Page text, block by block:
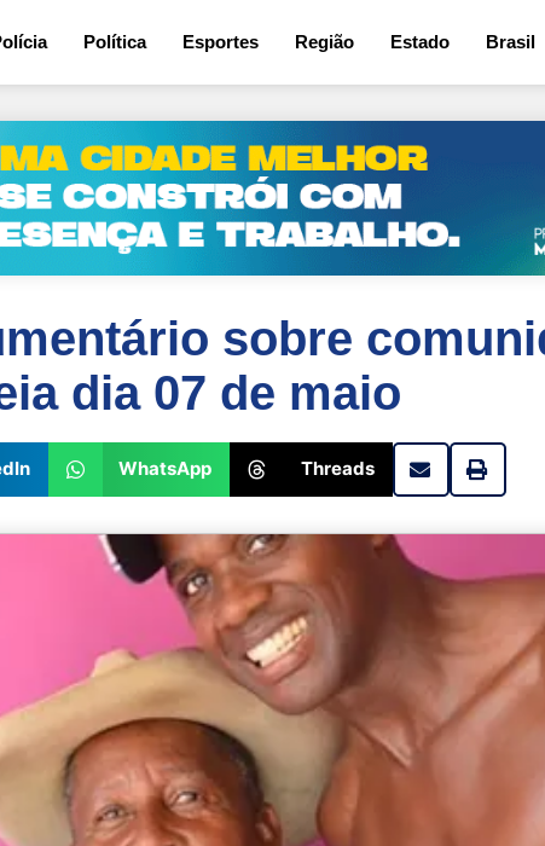
Política Esportes Região Estado Brasil
sobre
dia 07 de maio
WhatsApp Threads